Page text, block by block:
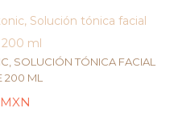
SOLUCIÓN TÓNICA FACIAL
200 ML
MXN